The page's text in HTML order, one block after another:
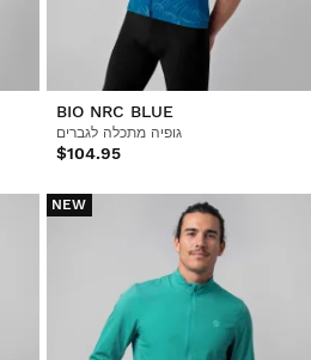
BIO NRC BLUE
גופיה מתכלה לגברים
$104.95
NEW